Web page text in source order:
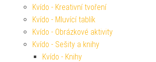
Kvído - Kreativní tvoření
Kvído - Mluvící tablík
Kvído - Obrázkové aktivity
Kvído - Sešity a knihy
Kvído - Knihy